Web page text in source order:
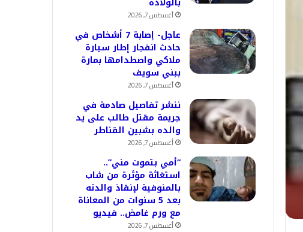
أغسطس 7, 2026
عاجل- إصابة 7 أشخاص في
حادث انفجار إطار سيارة
ملاكي واصطدامها بمارة
ببني سويف
أغسطس 7, 2026
ننشر تفاصيل صادمة في
جريمة مقتل طالب على يد
والده بشبين القناطر
أغسطس 7, 2026
“أمي بتموت مني”..
استغاثة مؤثرة من شاب
بالمنوفية لإنقاذ والدته
بعد 5 سنوات من المعاناة
مع ورم غامض.. فيديو
أغسطس 7, 2026